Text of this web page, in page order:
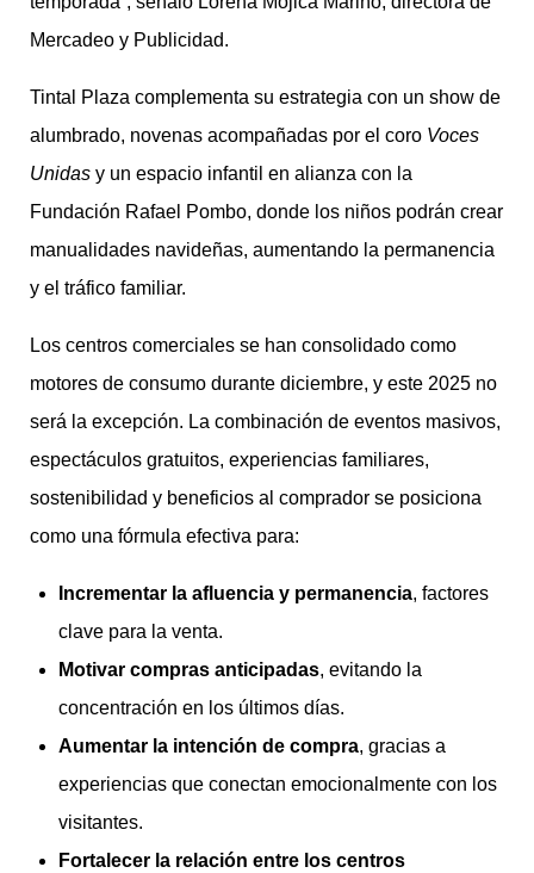
Mercadeo y Publicidad.
Tintal Plaza complementa su estrategia con un show de
alumbrado, novenas acompañadas por el coro Voces
Unidas y un espacio infantil en alianza con la
Fundación Rafael Pombo, donde los niños podrán crear
manualidades navideñas, aumentando la permanencia
y el tráfico familiar.
Los centros comerciales se han consolidado como
motores de consumo durante diciembre, y este 2025 no
será la excepción. La combinación de eventos masivos,
espectáculos gratuitos, experiencias familiares,
sostenibilidad y beneficios al comprador se posiciona
como una fórmula efectiva para:
Incrementar la afluencia y permanencia, factores
clave para la venta.
Motivar compras anticipadas, evitando la
concentración en los últimos días.
Aumentar la intención de compra, gracias a
experiencias que conectan emocionalmente con los
visitantes.
Fortalecer la relación entre los centros